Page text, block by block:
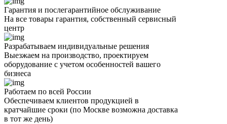
Гарантия и послегарантийное обслуживание
На все товары гарантия, собственный сервисный
центр
Разрабатываем индивидуальные решения
Выезжаем на производство, проектируем
оборудование с учетом особенностей вашего
бизнеса
Работаем по всей России
Обеспечиваем клиентов продукцией в
кратчайшие сроки (по Москве возможна доставка
в тот же день)